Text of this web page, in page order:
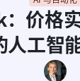
价格
人工智